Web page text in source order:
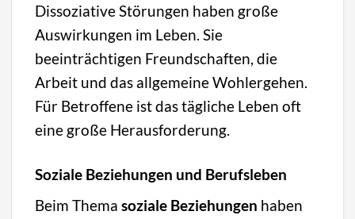
Dissoziative Störungen haben große
Auswirkungen im Leben. Sie
beeinträchtigen Freundschaften, die
Arbeit und das allgemeine Wohlergehen.
Für Betroffene ist das tägliche Leben oft
eine große Herausforderung.
Soziale Beziehungen und Berufsleben
Beim Themasoziale Beziehungen haben